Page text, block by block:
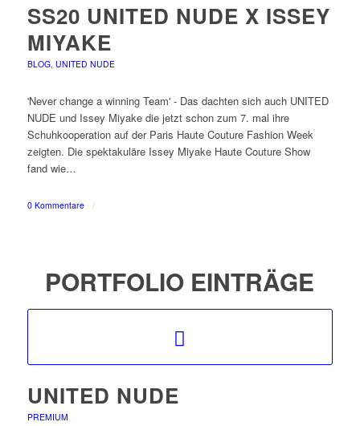
SS20 UNITED NUDE X ISSEY
MIYAKE
BLOG, UNITED NUDE
'Never change a winning Team' - Das dachten sich auch UNITED
NUDE und Issey Miyake die jetzt schon zum 7. mal ihre
Schuhkooperation auf der Paris Haute Couture Fashion Week
zeigten. Die spektakuläre Issey Miyake Haute Couture Show
fand wie…
0 Kommentare /
PORTFOLIO EINTRÄGE
UNITED NUDE
PREMIUM